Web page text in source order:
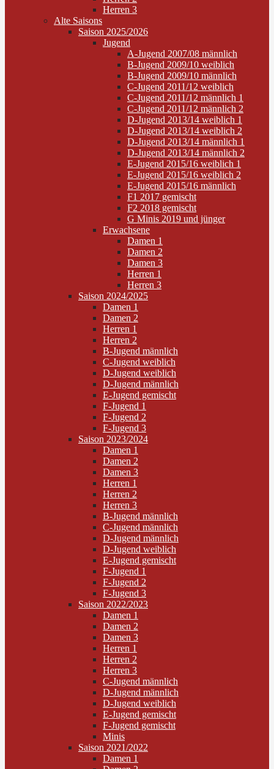
Herren 3
Alte Saisons
Saison 2025/2026
Jugend
A-Jugend 2007/08 männlich
B-Jugend 2009/10 weiblich
B-Jugend 2009/10 männlich
C-Jugend 2011/12 weiblich
C-Jugend 2011/12 männlich 1
C-Jugend 2011/12 männlich 2
D-Jugend 2013/14 weiblich 1
D-Jugend 2013/14 weiblich 2
D-Jugend 2013/14 männlich 1
D-Jugend 2013/14 männlich 2
E-Jugend 2015/16 weiblich 1
E-Jugend 2015/16 weiblich 2
E-Jugend 2015/16 männlich
F1 2017 gemischt
F2 2018 gemischt
G Minis 2019 und jünger
Erwachsene
Damen 1
Damen 2
Damen 3
Herren 1
Herren 3
Saison 2024/2025
Damen 1
Damen 2
Herren 1
Herren 2
B-Jugend männlich
C-Jugend weiblich
D-Jugend weiblich
D-Jugend männlich
E-Jugend gemischt
F-Jugend 1
F-Jugend 2
F-Jugend 3
Saison 2023/2024
Damen 1
Damen 2
Damen 3
Herren 1
Herren 2
Herren 3
B-Jugend männlich
C-Jugend männlich
D-Jugend männlich
D-Jugend weiblich
E-Jugend gemischt
F-Jugend 1
F-Jugend 2
F-Jugend 3
Saison 2022/2023
Damen 1
Damen 2
Damen 3
Herren 1
Herren 2
Herren 3
C-Jugend männlich
D-Jugend männlich
D-Jugend weiblich
E-Jugend gemischt
F-Jugend gemischt
Minis
Saison 2021/2022
Damen 1